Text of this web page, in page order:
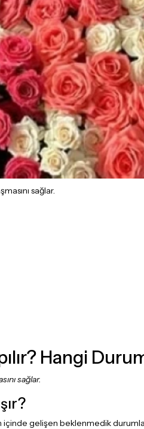
sağlar.
Hangi
sağlar.
gelişen beklenmedik